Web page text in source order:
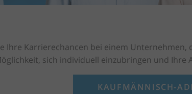
Ihre Karrierechancen bei einem
sich individuell einzubringen und Ihre
KAUFMÄNNISCH-